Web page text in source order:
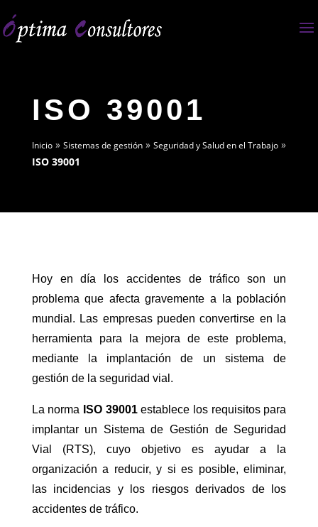
ISO 39001
Inicio» Sistemas de gestión» Seguridad y Salud en el Trabajo»
ISO 39001
Hoy en día los accidentes de tráfico son un
problema que afecta gravemente a la población
mundial. Las empresas pueden convertirse en la
herramienta para la mejora de este problema,
mediante la implantación de un sistema de
gestión de la seguridad vial.
La norma ISO 39001establece los requisitos para
implantar un Sistema de Gestión de Seguridad
Vial (RTS), cuyo objetivo es ayudar a la
organización a reducir, y si es posible, eliminar,
las incidencias y los riesgos derivados de los
accidentes de tráfico.